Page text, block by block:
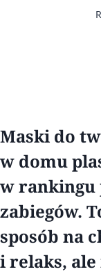
Maski do
w domu
w rankingu
zabiegów.
sposób na
i relaks,